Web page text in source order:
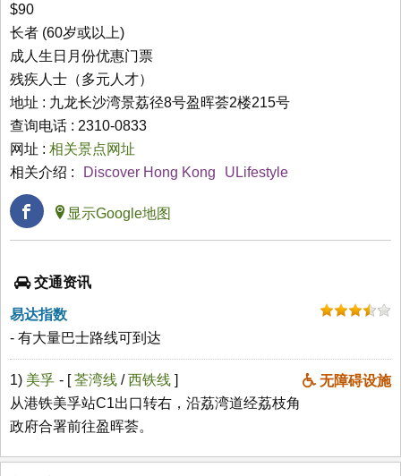
$90
长者 (60岁或以上)
成人生日月份优惠门票
残疾人士（多元人才）
地址 : 九龙长沙湾景荔径8号盈晖荟2楼215号
查询电话 : 2310-0833
网址 : 相关景点网址
相关介绍 :
Discover Hong Kong ULifestyle
显示Google地图
交通资讯
易达指数
- 有大量巴士路线可到达
1) 美孚 无障碍设施
- [荃湾线 /西铁线 ]
从港铁美孚站C1出口转右，沿荔湾道经荔枝角
政府合署前往盈晖荟。